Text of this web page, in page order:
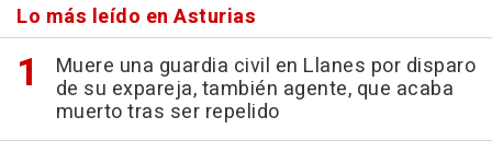
Lo más leído en Asturias
Muere una guardia civil en Llanes por disparo
de su expareja, también agente, que acaba
muerto tras ser repelido